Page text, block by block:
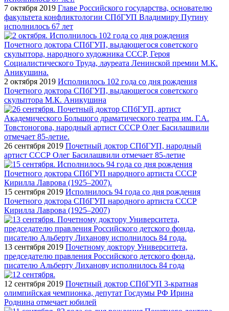
7 октября 2019 Главе Российского государства, основателю
факультета конфликтологии СПбГУП Владимиру Путину
исполнилось 67 лет
2 октября 2019 Исполнилось 102 года со дня рождения
Почетного доктора СПбГУП, выдающегося советского
скульптора М.К. Аникушина
26 сентября 2019 Почетный доктор СПбГУП, народный
артист СССР Олег Басилашвили отмечает 85-летие
15 сентября 2019 Исполнилось 94 года со дня рождения
Почетного доктора СПбГУП народного артиста СССР
Кирилла Лаврова (1925–2007)
13 сентября 2019 Почетному доктору Университета,
председателю правления Российского детского фонда,
писателю Альберту Лиханову исполнилось 84 года
12 сентября 2019 Почетный доктор СПбГУП 3-кратная
олимпийская чемпионка, депутат Госдумы РФ Ирина
Роднина отмечает юбилей